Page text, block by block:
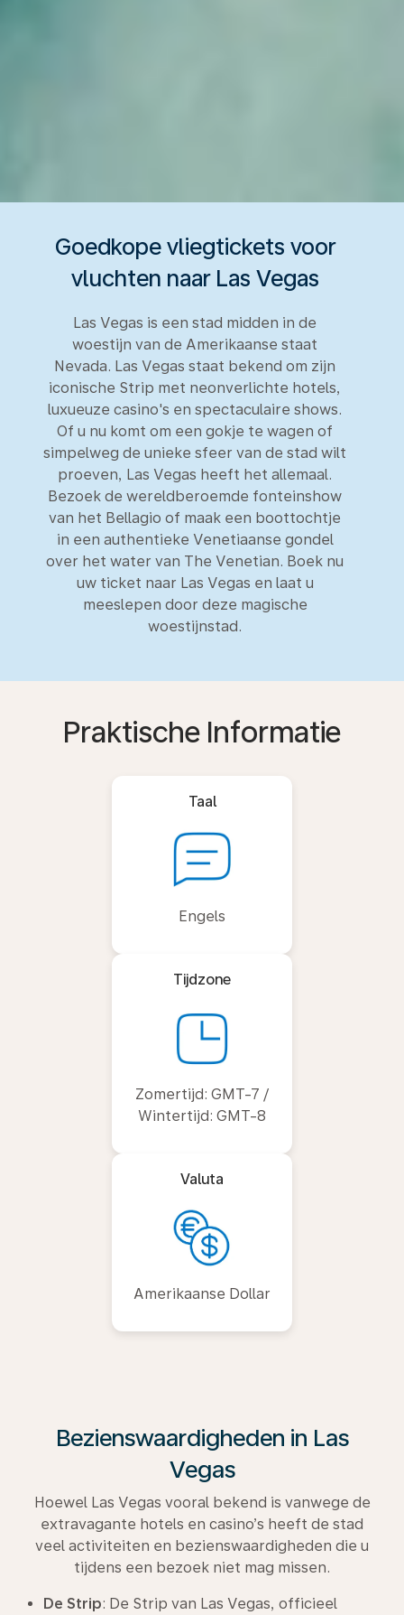
Goedkope vliegtickets voor
vluchten naar Las Vegas
Las Vegas is een stad midden in de
woestijn van de Amerikaanse staat
Nevada. Las Vegas staat bekend om zijn
iconische Strip met neonverlichte hotels,
luxueuze casino's en spectaculaire shows.
Of u nu komt om een gokje te wagen of
simpelweg de unieke sfeer van de stad wilt
proeven, Las Vegas heeft het allemaal.
Bezoek de wereldberoemde fonteinshow
van het Bellagio of maak een boottochtje
in een authentieke Venetiaanse gondel
over het water van The Venetian. Boek nu
uw ticket naar Las Vegas en laat u
meeslepen door deze magische
woestijnstad.
Praktische Informatie
Taal
Engels
Tijdzone
Zomertijd: GMT-7 /
Wintertijd: GMT-8
Valuta
Amerikaanse Dollar
Bezienswaardigheden in Las
Vegas
Hoewel Las Vegas vooral bekend is vanwege de
extravagante hotels en casino’s heeft de stad
veel activiteiten en bezienswaardigheden die u
tijdens een bezoek niet mag missen.
De Strip: De Strip van Las Vegas, officieel